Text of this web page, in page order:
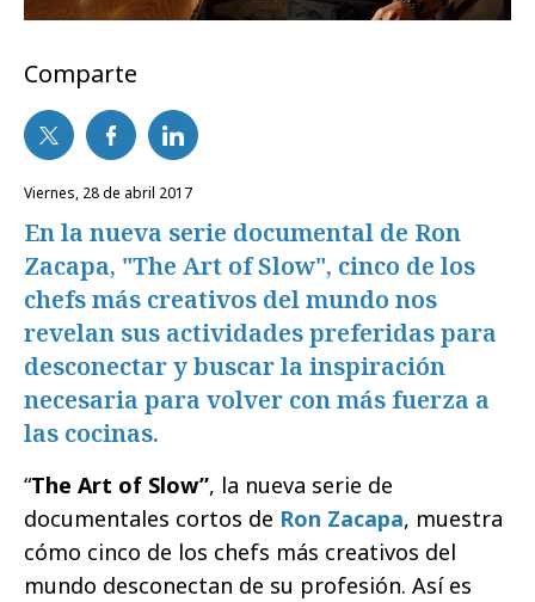
Comparte
viernes, 28 de abril 2017
En la nueva serie documental de Ron
Zacapa, "The Art of Slow", cinco de los
chefs más creativos del mundo nos
revelan sus actividades preferidas para
desconectar y buscar la inspiración
necesaria para volver con más fuerza a
las cocinas.
“The Art of Slow”, la nueva serie de
documentales cortos de Ron Zacapa, muestra
cómo cinco de los chefs más creativos del
mundo desconectan de su profesión. Así es